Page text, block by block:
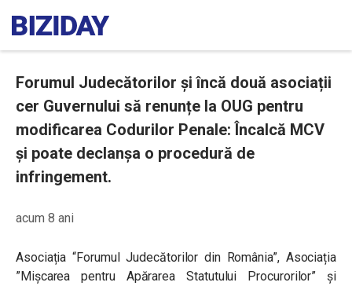
Forumul Judecătorilor și încă două asociații
cer Guvernului să renunțe la OUG pentru
modificarea Codurilor Penale: Încalcă MCV
și poate declanșa o procedură de
infringement.
acum 8 ani
Asociația “Forumul Judecătorilor din România”, Asociația
”Mișcarea pentru Apărarea Statutului Procurorilor” și